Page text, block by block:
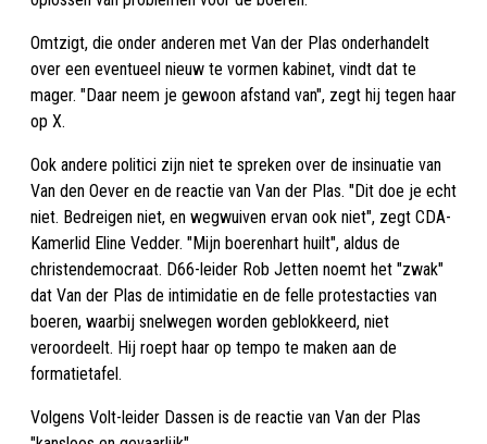
Omtzigt, die onder anderen met Van der Plas onderhandelt
over een eventueel nieuw te vormen kabinet, vindt dat te
mager. "Daar neem je gewoon afstand van", zegt hij tegen haar
op X.
Ook andere politici zijn niet te spreken over de insinuatie van
Van den Oever en de reactie van Van der Plas. "Dit doe je echt
niet. Bedreigen niet, en wegwuiven ervan ook niet", zegt CDA-
Kamerlid Eline Vedder. "Mijn boerenhart huilt", aldus de
christendemocraat. D66-leider Rob Jetten noemt het "zwak"
dat Van der Plas de intimidatie en de felle protestacties van
boeren, waarbij snelwegen worden geblokkeerd, niet
veroordeelt. Hij roept haar op tempo te maken aan de
formatietafel.
Volgens Volt-leider Dassen is de reactie van Van der Plas